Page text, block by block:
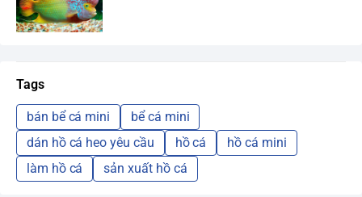
Tags
bán bể cá mini
bể cá mini
dán hồ cá heo yêu cầu
hồ cá
hồ cá mini
làm hồ cá
sản xuất hồ cá